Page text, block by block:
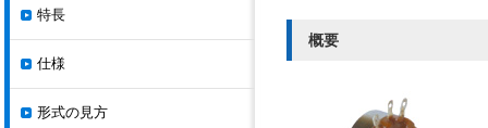
概要
特長
仕様
形式の見方